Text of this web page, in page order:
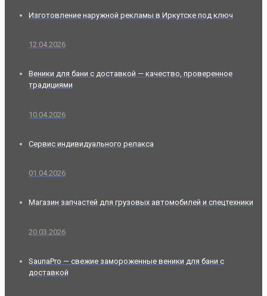
Изготовление наружной рекламы в Иркутске под ключ
12.04.2026
Веники для бани с доставкой — качество, проверенное
традициями
10.04.2026
Сервис индивидуального релакса
01.04.2026
Магазин запчастей для грузовых автомобилей и спецтехники
20.03.2026
SaunaPro — свежие замороженные веники для бани с
доставкой